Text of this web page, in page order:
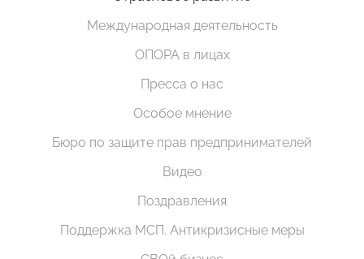
Международная деятельность
ОПОРА в лицах
Пресса о нас
Особое мнение
Бюро по защите прав предпринимателей
Видео
Поздравления
Поддержка МСП. Антикризисные меры